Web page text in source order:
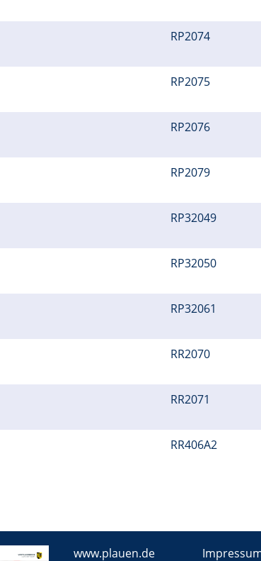
RP2074
RP2075
RP2076
RP2079
RP32049
RP32050
RP32061
RR2070
RR2071
RR406A2
www.plauen.de